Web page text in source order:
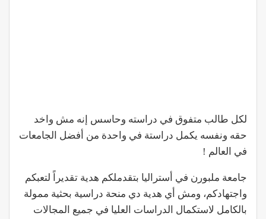
لكل طالب متفوق في دراسته وحاسس إنه مش واخد
حقه ونفسه يكمل دراستة في واحدة من أفضل الجامعات
في العالم !
جامعة ملبورن في أستراليا بتقدملكم هدية تقديراً لتعبكم
واجتهادكم، ومش أي هدية دي منحة دراسية بحثية ممولة
بالكامل لاستكمال الدراسات العليا في جميع المجالات